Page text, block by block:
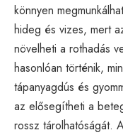
könnyen
hideg és vizes, mert
növelheti a rothadás
hasonlóan történik,
tápanyagdús és
az elősegítheti a
rossz tárolhatóságát.